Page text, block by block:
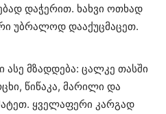
დაჭერით. ხახვი ოთხად
უბრალოდ დააქუცმაცეთ.
მზადდება: ცალკე თასში
წიწაკა, მარილი და
ყველაფერი კარგად